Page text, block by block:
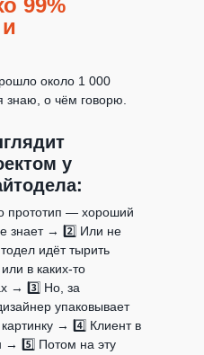
99%
прототип — хороший
знает → 2️⃣ Или не
идёт тырить
в каких-то
→ 3️⃣ Но, за
упаковывает
→ 4️⃣ Клиент в
→ 5️⃣ Потом на эту
около 1 000
знаю, о чём говорю.
у